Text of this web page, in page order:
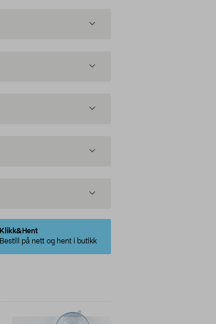
Klikk&Hent
Bestill på nett og hent i butikk